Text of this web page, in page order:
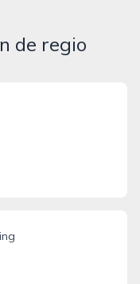
de regio